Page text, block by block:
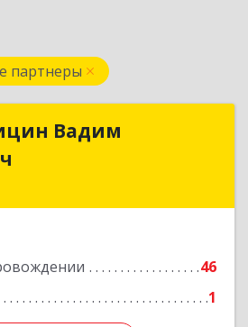
партнеры
Вадим
46
1
Вадим
Подробнее